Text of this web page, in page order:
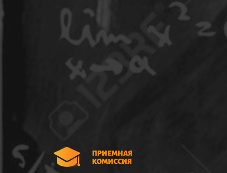
ПРИЕМНАЯ
КОМИССИЯ